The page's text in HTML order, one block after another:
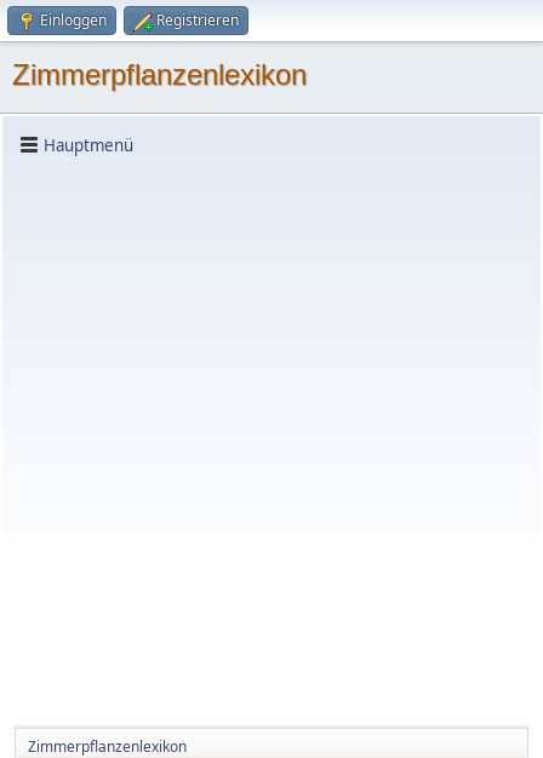
Einloggen Registrieren
Zimmerpflanzenlexikon
Hauptmenü
Zimmerpflanzenlexikon